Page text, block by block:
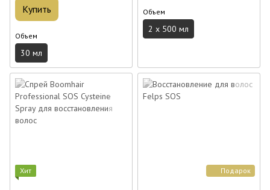
Купить
Объем
30 мл
Объем
2 x 500 мл
Хит Подарок